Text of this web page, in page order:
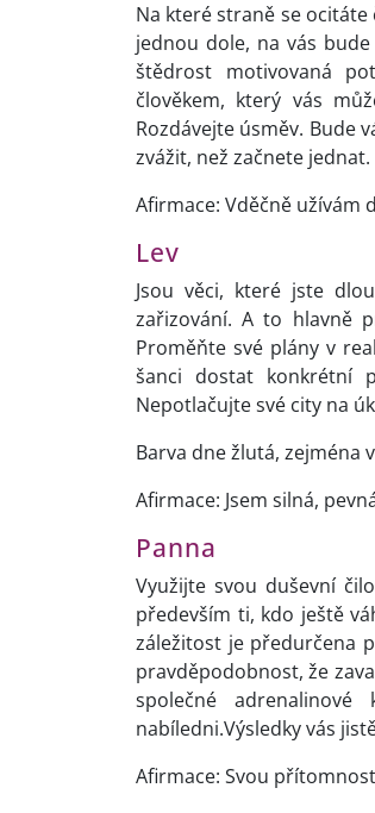
Na které straně se
jednou dole, na vás
štědrost motivovaná
člověkem, který vás
Rozdávejte úsměv. Bude
zvážit, než začnete jednat.
Afirmace: Vděčně užívám
Lev
Jsou věci, které jste
zařizování. A to hlavně
Proměňte své plány v
šanci dostat konkrétní
Nepotlačujte své city na
Barva dne žlutá,
Afirmace: Jsem silná,
Panna
Využijte svou duševní
především ti, kdo ještě
záležitost je předurčena
pravděpodobnost, že
společné
nabíledni.Výsledky vás
Afirmace: Svou